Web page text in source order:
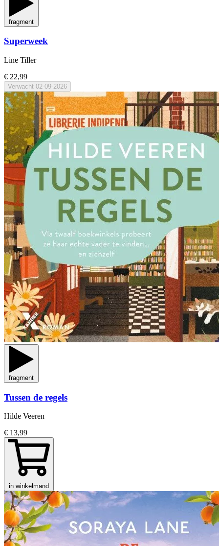
fragment
Superweek
Line Tiller
€ 22,99
Verwacht 02-09-2026
fragment
Tussen de regels
Hilde Veeren
€ 13,99
in winkelmand